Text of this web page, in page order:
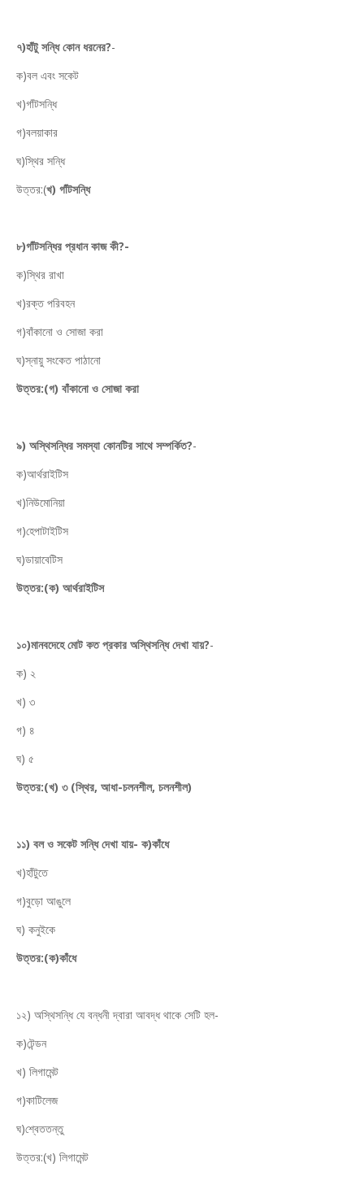
৭)হাঁটু সন্ধি কোন ধরনের?-
ক)বল এবং সকেট
খ)গাঁটসন্ধি
গ)বলয়াকার
ঘ)স্থির সন্ধি
উত্তর:(খ) গাঁটসন্ধি
৮)গাঁটসন্ধির প্রধান কাজ কী?-
ক)স্থির রাখা
খ)রক্ত পরিবহন
গ)বাঁকানো ও সোজা করা
ঘ)স্নায়ু সংকেত পাঠানো
উত্তর:(গ) বাঁকানো ও সোজা করা
৯) অস্থিসন্ধির সমস্যা কোনটির সাথে সম্পর্কিত?-
ক)আর্থরাইটিস
খ)নিউমোনিয়া
গ)হেপাটাইটিস
ঘ)ডায়াবেটিস
উত্তর:(ক) আর্থরাইটিস
১০)মানবদেহে মোট কত প্রকার অস্থিসন্ধি দেখা যায়?-
ক) ২
খ) ৩
গ) ৪
ঘ) ৫
উত্তর:(খ) ৩ (স্থির, আধা-চলনশীল, চলনশীল)
১১) বল ও সকেট সন্ধি দেখা যায়- ক)কাঁধে
খ)হাঁটুতে
গ)বুড়ো আঙুলে
ঘ) কনুইকে
উত্তর:(ক)কাঁধে
১২) অস্থিসন্ধি যে বন্ধনী দ্বারা আবদ্ধ থাকে সেটি হল-
ক)টেন্ডন
খ) লিগামেন্ট
গ)কাটিলেজ
ঘ)শ্বেততন্তু
উত্তর:(খ) লিগামেন্ট